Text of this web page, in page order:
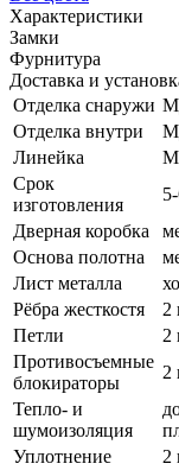
Характеристики
Замки
Фурнитура
Доставка и
Отделка снаружи
Отделка внутри
Линейка
Срок
изготовления
Дверная коробка
Основа полотна
Лист металла
Рёбра жесткостя
2
Петли
2
Противосъемные
блокираторы
2
Тепло- и
шумоизоляция
Уплотнение
2